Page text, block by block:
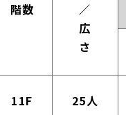
階数
／
広
さ
11F 25人